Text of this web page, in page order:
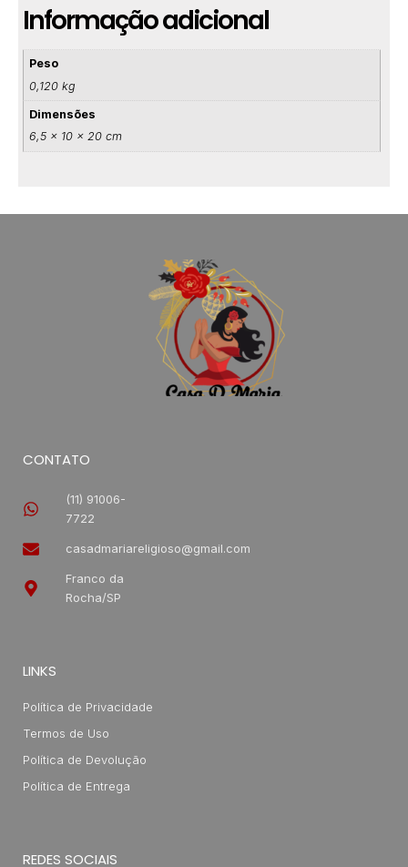
Informação adicional
Peso
0,120 kg
Dimensões
6,5 × 10 × 20 cm
CONTATO
(11) 91006-
7722
casadmariareligioso@gmail.com
Franco da
Rocha/SP
LINKS
Política de Privacidade
Termos de Uso
Política de Devolução
Política de Entrega
REDES SOCIAIS